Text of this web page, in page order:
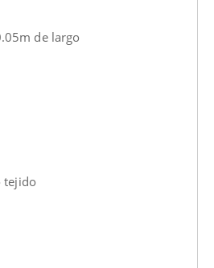
de largo
tejido